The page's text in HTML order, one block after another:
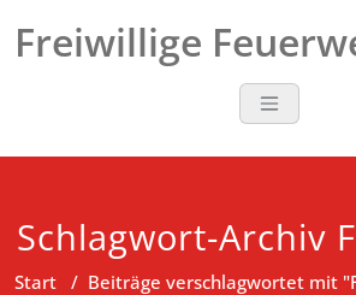
Inhalt
Freiwillige
Schlagwort-Archiv
Start / Beiträge verschlagwortet mit